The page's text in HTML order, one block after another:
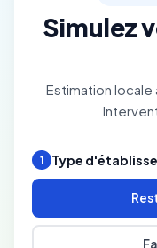
Simulez
Estimation locale
1 Type